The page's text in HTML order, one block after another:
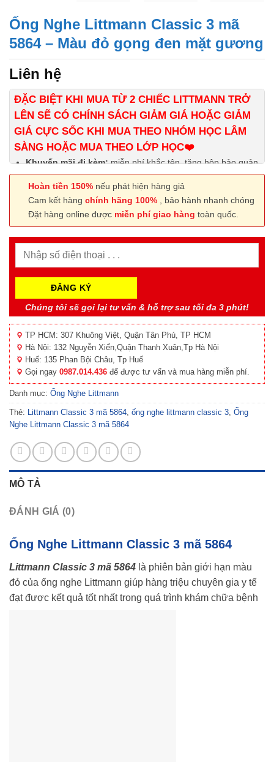
Ống Nghe Littmann Classic 3 mã
5864 – Màu đỏ gọng đen mặt gương
Liên hệ
ĐẶC BIỆT KHI MUA TỪ 2 CHIẾC LITTMANN TRỞ
LÊN SẼ CÓ CHÍNH SÁCH GIẢM GIÁ HOẶC GIẢM
GIÁ CỰC SỐC KHI MUA THEO NHÓM HỌC LÂM
SÀNG HOẶC MUA THEO LỚP HỌC❤️
Khuyến mãi đi kèm:miễn phí khắc tên, tặng hộp bảo quản
cao cấp, miễn phí ship toàn quốc và thu tiền tại nhà
Hoàn tiền 150% nếu phát hiện hàng giả
Cam kết hàng chính hãng 100% , bảo hành nhanh chóng
Đặt hàng online được miễn phí giao hàng toàn quốc.
Chúng tôi sẽ gọi lại tư vấn & hỗ trợ sau tối đa 3 phút!
TP HCM: 307 Khuông Việt, Quận Tân Phú, TP HCM
Hà Nội: 132 Nguyễn Xiển,Quận Thanh Xuân,Tp Hà Nội
Huế: 135 Phan Bội Châu, Tp Huế
Gọi ngay 0987.014.436 để được tư vấn và mua hàng miễn phí.
Danh mục: Ống Nghe Littmann
Thẻ: Littmann Classic 3 mã 5864, ống nghe littmann classic 3, Ống
Nghe Littmann Classic 3 mã 5864
MÔ TẢ
ĐÁNH GIÁ (0)
Ống Nghe Littmann Classic 3 mã 5864
Littmann Classic 3 mã 5864 là phiên bản giới hạn màu
đỏ của ống nghe Littmann giúp hàng triệu chuyên gia y tế
đạt được kết quả tốt nhất trong quá trình khám chữa bệnh